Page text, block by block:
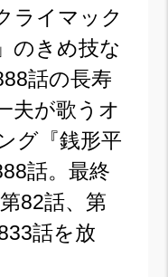
ライマック
のきめ技な
話の長寿
夫が歌うオ
グ『銭形平
話。最終
82話、第
話を放